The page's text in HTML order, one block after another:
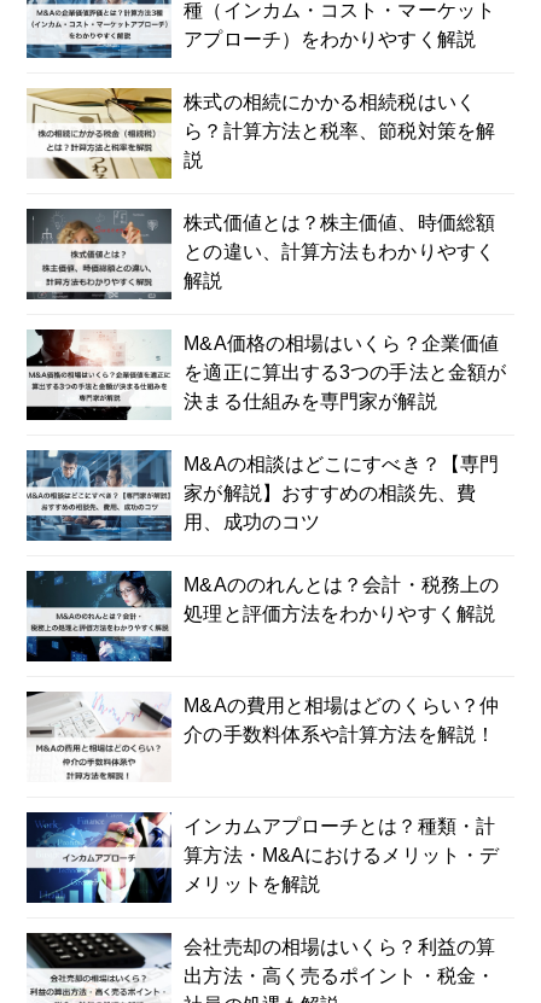
種（インカム・コスト・マーケット
アプローチ）をわかりやすく解説
株式の相続にかかる相続税はいく
ら？計算方法と税率、節税対策を解
説
株式価値とは？株主価値、時価総額
との違い、計算方法もわかりやすく
解説
M&A価格の相場はいくら？企業価値
を適正に算出する3つの手法と金額が
決まる仕組みを専門家が解説
M&Aの相談はどこにすべき？【専門
家が解説】おすすめの相談先、費
用、成功のコツ
M&Aののれんとは？会計・税務上の
処理と評価方法をわかりやすく解説
M&Aの費用と相場はどのくらい？仲
介の手数料体系や計算方法を解説！
インカムアプローチとは？種類・計
算方法・M&Aにおけるメリット・デ
メリットを解説
会社売却の相場はいくら？利益の算
出方法・高く売るポイント・税金・